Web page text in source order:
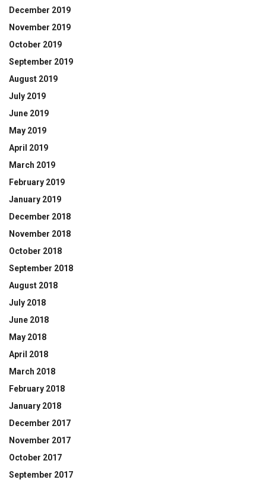
December 2019
November 2019
October 2019
September 2019
August 2019
July 2019
June 2019
May 2019
April 2019
March 2019
February 2019
January 2019
December 2018
November 2018
October 2018
September 2018
August 2018
July 2018
June 2018
May 2018
April 2018
March 2018
February 2018
January 2018
December 2017
November 2017
October 2017
September 2017